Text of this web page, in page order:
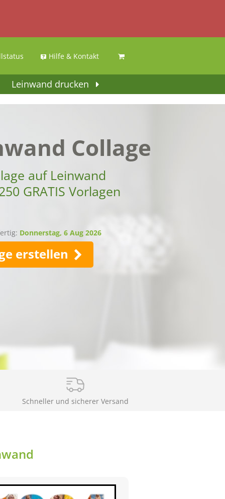
Hilfe & Kontakt
Leinwand drucken
Collage
auf Leinwand
GRATIS Vorlagen
Donnerstag, 6 Aug 2026
erstellen
Schneller und sicherer Versand